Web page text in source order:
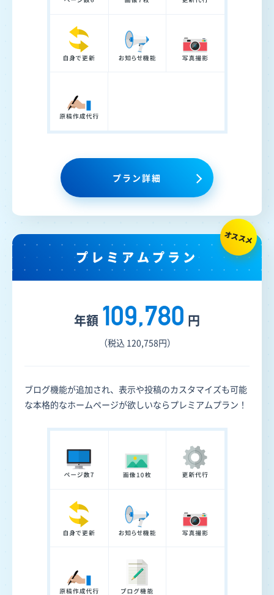
プラン詳細
プレミアムプラン
年額 109,780 円
（税込 120,758円）
ブログ機能が追加され、表示や投稿のカスタマイズも可能
な本格的なホームページが欲しいならプレミアムプラン！